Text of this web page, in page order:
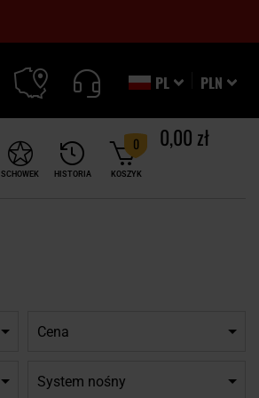
PLN
PL
HISTORIA
SCHOWEK KOSZYK
0 0,00 zł
Cena
System nośny